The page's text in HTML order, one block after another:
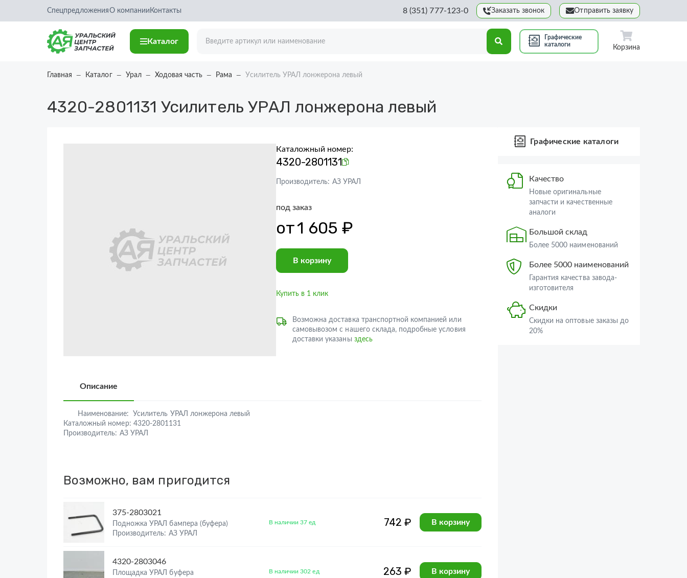
СпецпредложенияО компании Контакты 8 (351) 777-123-0 Заказать звонок Отправить заявку
Каталог
Графические
каталоги
Корзина
Главная Каталог Урал Ходовая часть Рама Усилитель УРАЛ лонжерона левый
4320-2801131 Усилитель УРАЛ лонжерона левый
Каталожный номер:
4320-2801131
Производитель: АЗ УРАЛ
под заказ
от1 605 ₽
В корзину
Купить в 1 клик
Возможна доставка транспортной компанией или
самовывозом с нашего склада, подробные условия
доставки указаны здесь
Описание
Наименование:
Усилитель УРАЛ лонжерона левый
Каталожный номер: 4320-2801131
Производитель: АЗ УРАЛ
Возможно, вам пригодится
375-2803021
Подножка УРАЛ бампера (буфера)
Производитель: АЗ УРАЛ
В наличии 37 ед 742 ₽ В корзину
4320-2803046
Площадка УРАЛ буфера
В наличии 302 ед 263 ₽ В корзину
Графические каталоги
Качество
Новые оригинальные
запчасти и качественные
аналоги
Большой склад
Более 5000 наименований
Более 5000 наименований
Гарантия качества завода-
изготовителя
Скидки
Скидки на оптовые заказы до
20%